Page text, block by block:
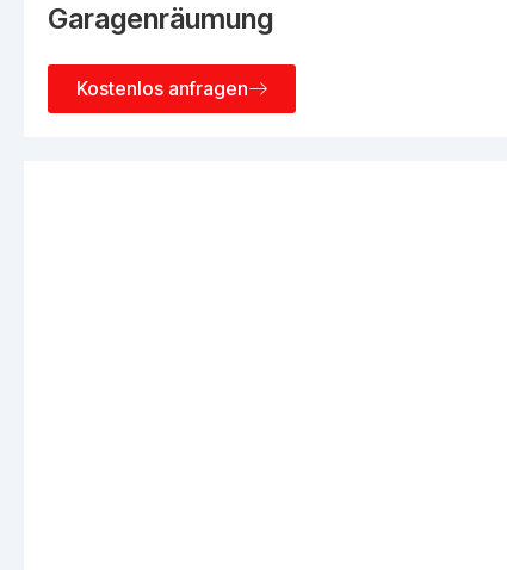
Garagenräumung
Kostenlos anfragen